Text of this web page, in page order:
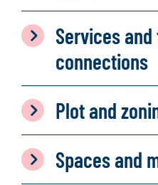
Services
connections
Plot and
Spaces and